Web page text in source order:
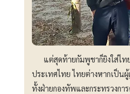
แต่สุดท้ายกัมพูชาก็ยิงใส่ไทย
ประเทศไทย ไทยต่างหากเป็น
ทั้งฝ่ายกองทัพและกระทรวงกา